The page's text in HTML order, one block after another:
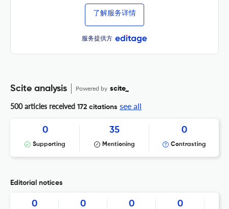
了解服务详情
服务提供方
Scite analysis Powered by scite_
500 articles received 172 citations see all
0
Supporting
35
Mentioning
0
Contrasting
Editorial notices
0 0 0 0